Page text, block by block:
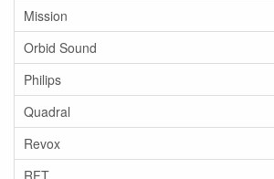
Mission
Orbid Sound
Philips
Quadral
Revox
RFT